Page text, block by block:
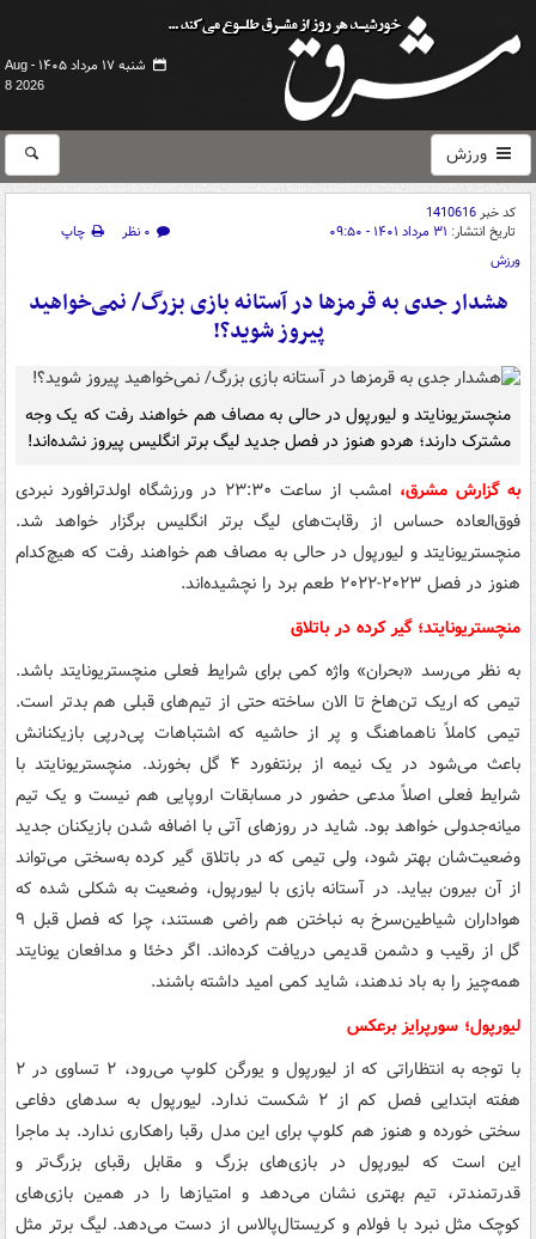
شنبه ۱۷ مرداد ۱۴۰۵ -
Aug
8 2026
ورزش
کد خبر1410616
تاریخ انتشار: ۳۱ مرداد ۱۴۰۱ - ۰۹:۵۰ ۰ نظر
چاپ
ورزش
هشدار جدی به قرمزها در آستانه بازی بزرگ/ نمی‌خواهید
پیروز شوید؟!
منچستریونایتد و لیورپول در حالی به مصاف هم خواهند رفت که یک وجه
مشترک دارند؛ هردو هنوز در فصل جدید لیگ برتر انگلیس پیروز نشده‌اند!
به گزارش مشرق،
امشب از ساعت ۲۳:۳۰ در ورزشگاه اولدترافورد نبردی
فوق‌العاده حساس از رقابت‌های لیگ برتر انگلیس برگزار خواهد شد.
منچستریونایتد و لیورپول در حالی به مصاف هم خواهند رفت که هیچ‌کدام
هنوز در فصل ۲۰۲۳-۲۰۲۲ طعم برد را نچشیده‌اند.
منچستریونایتد؛ گیر کرده در باتلاق
به نظر می‌رسد «بحران» واژه کمی برای شرایط فعلی منچستریونایتد باشد.
تیمی که اریک تن‌هاخ تا الان ساخته حتی از تیم‌های قبلی هم بدتر است.
تیمی کاملاً ناهماهنگ و پر از حاشیه که اشتباهات پی‌درپی بازیکنانش
باعث می‌شود در یک نیمه از برنتفورد ۴ گل بخورند. منچستریونایتد با
شرایط فعلی اصلاً مدعی حضور در مسابقات اروپایی هم نیست و یک تیم
میانه‌جدولی خواهد بود. شاید در روزهای آتی با اضافه شدن بازیکنان جدید
وضعیت‌شان بهتر شود، ولی تیمی که در باتلاق گیر کرده به‌سختی می‌تواند
از آن بیرون بیاید. در آستانه بازی با لیورپول، وضعیت به شکلی شده که
هواداران شیاطین‌سرخ به نباختن هم راضی هستند، چرا که فصل قبل ۹
گل از رقیب و دشمن قدیمی دریافت کرده‌اند. اگر دخئا و مدافعان یونایتد
همه‌چیز را به باد ندهند، شاید کمی امید داشته باشند.
لیورپول؛ سورپرایز برعکس
با توجه به انتظاراتی که از لیورپول و یورگن کلوپ می‌رود، ۲ تساوی در ۲
هفته ابتدایی فصل کم از ۲ شکست ندارد. لیورپول به سدهای دفاعی
سختی خورده و هنوز هم کلوپ برای این مدل رقبا راهکاری ندارد. بد ماجرا
این است که لیورپول در بازی‌های بزرگ و مقابل رقبای بزرگ‌تر و
قدرتمندتر، تیم بهتری نشان می‌دهد و امتیازها را در همین بازی‌های
کوچک مثل نبرد با فولام و کریستال‌پالاس از دست می‌دهد. لیگ برتر مثل